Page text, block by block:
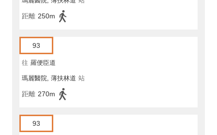
距離 250m
93
往 羅便臣道
瑪麗醫院, 薄扶林道 站
距離 270m
93